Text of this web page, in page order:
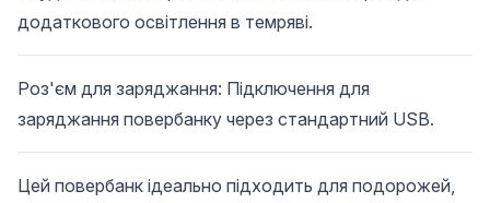
додаткового освітлення в темряві.
Роз'єм для заряджання: Підключення для
заряджання повербанку через стандартний USB.
Цей повербанк ідеально підходить для подорожей,